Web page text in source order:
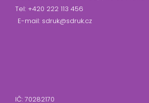
Tel: +420 222 113 456
E-mail: sdruk@sdruk.cz
IČ: 70282170